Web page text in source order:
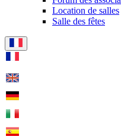
Location de salles
Salle des fêtes